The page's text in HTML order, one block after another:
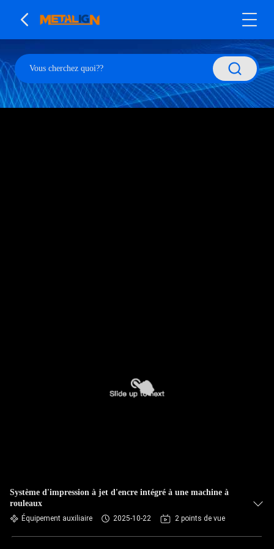
Système d'impression à jet d'encre intégré à une machine à
rouleaux
Équipement auxiliaire 2025-10-22 2 points de vue